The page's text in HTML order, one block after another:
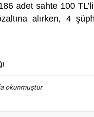
adet sahte 100
alırken, 4
okunmuştur